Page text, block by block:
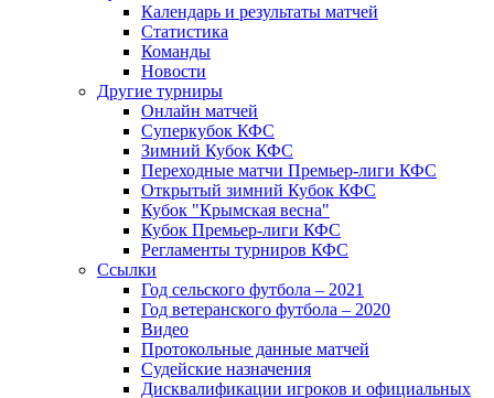
Календарь и результаты матчей
Статистика
Команды
Новости
Другие турниры
Онлайн матчей
Суперкубок КФС
Зимний Кубок КФС
Переходные матчи Премьер-лиги КФС
Открытый зимний Кубок КФС
Кубок "Крымская весна"
Кубок Премьер-лиги КФС
Регламенты турниров КФС
Ссылки
Год сельского футбола – 2021
Год ветеранского футбола – 2020
Видео
Протокольные данные матчей
Судейские назначения
Дисквалификации игроков и официальных